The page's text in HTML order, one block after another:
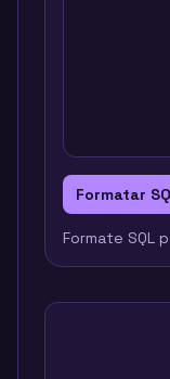
Formatar
Formate SQL